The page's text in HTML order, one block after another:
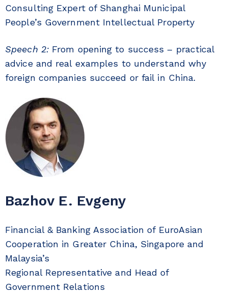
Consulting Expert of Shanghai Municipal
People’s Government Intellectual Property
Speech 2:From opening to success – practical
advice and real examples to understand why
foreign companies succeed or fail in China.
Bazhov E. Evgeny
Financial & Banking Association of EuroAsian
Cooperation in Greater China, Singapore and
Malaysia’s
Regional Representative and Head of
Government Relations